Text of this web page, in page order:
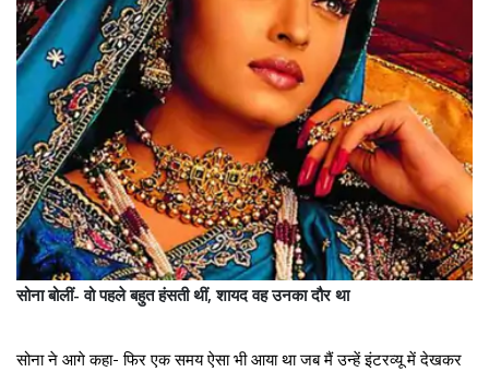
सोना बोलीं- वो पहले बहुत हंसती थीं, शायद वह उनका दौर था
सोना ने आगे कहा- फिर एक समय ऐसा भी आया था जब मैं उन्हें इंटरव्यू में देखकर